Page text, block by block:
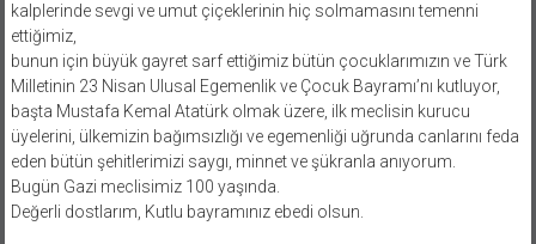
kalplerinde sevgi ve umut çiçeklerinin hiç solmamasını temenni
ettiğimiz,
bunun için büyük gayret sarf ettiğimiz bütün çocuklarımızın ve Türk
Milletinin 23 Nisan Ulusal Egemenlik ve Çocuk Bayramı’nı kutluyor,
başta Mustafa Kemal Atatürk olmak üzere, ilk meclisin kurucu
üyelerini, ülkemizin bağımsızlığı ve egemenliği uğrunda canlarını feda
eden bütün şehitlerimizi saygı, minnet ve şükranla anıyorum.
Bugün Gazi meclisimiz 100 yaşında.
Değerli dostlarım, Kutlu bayramınız ebedi olsun.